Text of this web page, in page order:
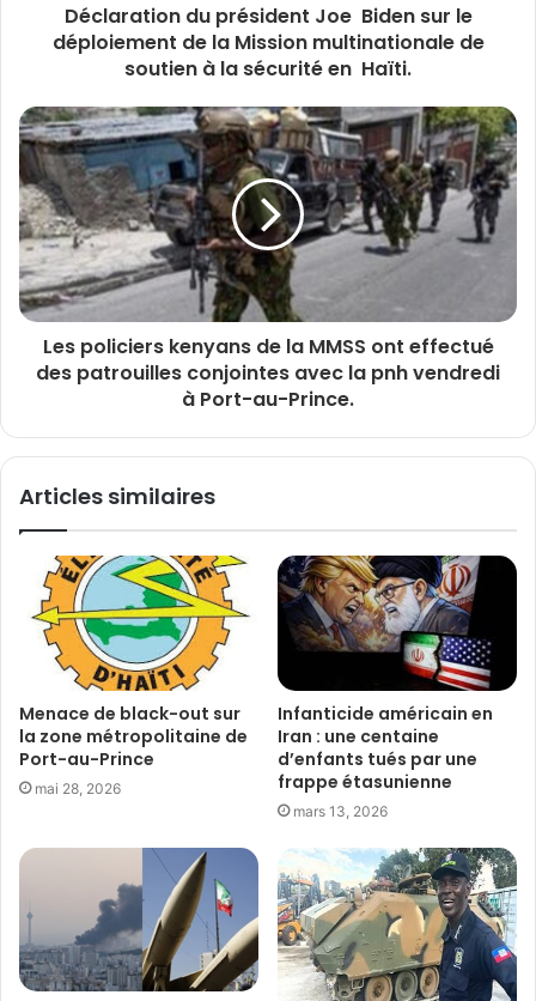
Déclaration du président Joe Biden sur le
déploiement de la Mission multinationale de
soutien à la sécurité en Haïti.
Les policiers kenyans de la MMSS ont effectué
des patrouilles conjointes avec la pnh vendredi
à Port-au-Prince.
Articles similaires
Menace de black-out sur
la zone métropolitaine de
Port-au-Prince
mai 28, 2026
Infanticide américain en
Iran : une centaine
d’enfants tués par une
frappe étasunienne
mars 13, 2026